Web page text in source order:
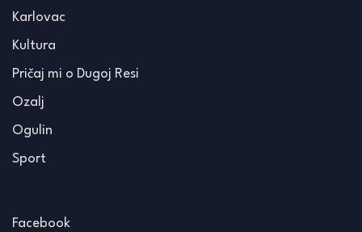
Karlovac
Kultura
Pričaj mi o Dugoj Resi
Ozalj
Ogulin
Sport
Facebook